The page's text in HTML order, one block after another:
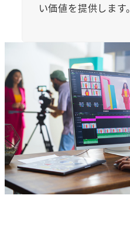
い価値を提供します。